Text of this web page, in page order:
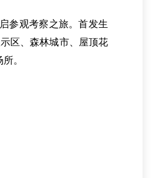
参观考察之旅。首发生
区、森林城市、屋顶花
。